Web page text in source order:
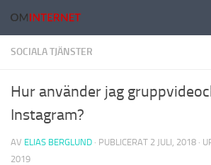
Hoppa till innehåll
SOCIALA TJÄNSTER
Hur använder jag
Instagram?
AV ELIAS BERGLUND · PUBLICERAT 2 JULI, 2018 ·
2019